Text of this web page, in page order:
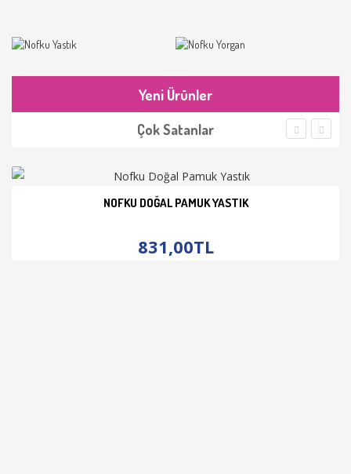
Yeni Ürünler
Çok Satanlar
NOFKU DOĞAL PAMUK YASTIK
831,00TL